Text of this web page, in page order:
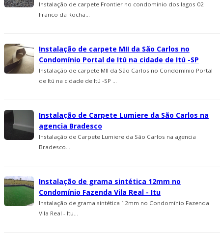
Instalação de carpete Frontier no condomí­nio dos lagos 02
Franco da Rocha...
Instalação de carpete MII da São Carlos no
Condomí­nio Portal de Itú na cidade de Itú -SP
Instalação de carpete MII da São Carlos no Condomí­nio Portal
de Itú na cidade de Itú -SP ...
Instalação de Carpete Lumiere da São Carlos na
agencia Bradesco
Instalação de Carpete Lumiere da São Carlos na agencia
Bradesco...
Instalação de grama sintética 12mm no
Condomínio Fazenda Vila Real - Itu
Instalação de grama sintética 12mm no Condomínio Fazenda
Vila Real - Itu...